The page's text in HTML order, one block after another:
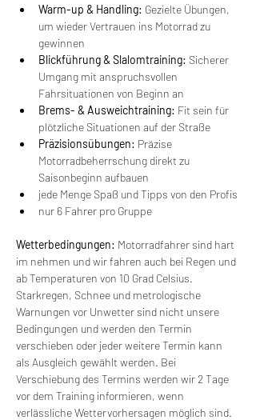
Warm-up & Handling: Gezielte Übungen,
um wieder Vertrauen ins Motorrad zu
gewinnen
Blickführung & Slalomtraining: Sicherer
Umgang mit anspruchsvollen
Fahrsituationen von Beginn an
Brems- & Ausweichtraining: Fit sein für
plötzliche Situationen auf der Straße
Präzisionsübungen: Präzise
Motorradbeherrschung direkt zu
Saisonbeginn aufbauen
jede Menge Spaß und Tipps von den Profis
nur 6 Fahrer pro Gruppe
Wetterbedingungen: Motorradfahrer sind hart
im nehmen und wir fahren auch bei Regen und
ab Temperaturen von 10 Grad Celsius.
Starkregen, Schnee und metrologische
Warnungen vor Unwetter sind nicht unsere
Bedingungen und werden den Termin
verschieben oder jeder weitere Termin kann
als Ausgleich gewählt werden. Bei
Verschiebung des Termins werden wir 2 Tage
vor dem Training informieren, wenn
verlässliche Wettervorhersagen möglich sind.